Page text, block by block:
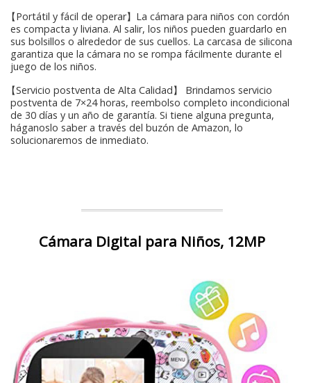
【Portátil y fácil de operar】La cámara para niños con cordón
es compacta y liviana. Al salir, los niños pueden guardarlo en
sus bolsillos o alrededor de sus cuellos. La carcasa de silicona
garantiza que la cámara no se rompa fácilmente durante el
juego de los niños.
【Servicio postventa de Alta Calidad】 Brindamos servicio
postventa de 7×24 horas, reembolso completo incondicional
de 30 días y un año de garantía. Si tiene alguna pregunta,
háganoslo saber a través del buzón de Amazon, lo
solucionaremos de inmediato.
Cámara Digital para Niños, 12MP